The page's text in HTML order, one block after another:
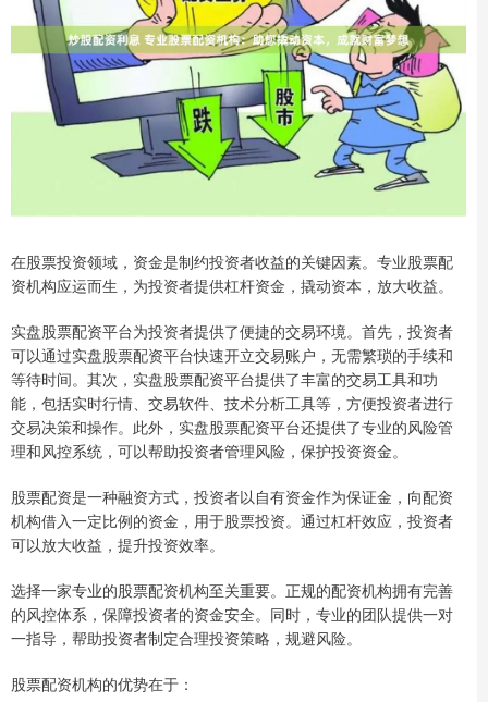
在股票投资领域，资金是制约投资者收益的关键因素。专业股票配
资机构应运而生，为投资者提供杠杆资金，撬动资本，放大收益。
实盘股票配资平台为投资者提供了便捷的交易环境。首先，投资者
可以通过实盘股票配资平台快速开立交易账户，无需繁琐的手续和
等待时间。其次，实盘股票配资平台提供了丰富的交易工具和功
能，包括实时行情、交易软件、技术分析工具等，方便投资者进行
交易决策和操作。此外，实盘股票配资平台还提供了专业的风险管
理和风控系统，可以帮助投资者管理风险，保护投资资金。
股票配资是一种融资方式，投资者以自有资金作为保证金，向配资
机构借入一定比例的资金，用于股票投资。通过杠杆效应，投资者
可以放大收益，提升投资效率。
选择一家专业的股票配资机构至关重要。正规的配资机构拥有完善
的风控体系，保障投资者的资金安全。同时，专业的团队提供一对
一指导，帮助投资者制定合理投资策略，规避风险。
股票配资机构的优势在于：